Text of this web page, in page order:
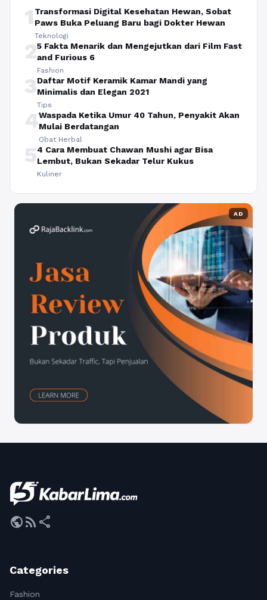
1 Transformasi Digital Kesehatan Hewan, Sobat
Paws Buka Peluang Baru bagi Dokter Hewan
Teknologi
25 Fakta Menarik dan Mengejutkan dari Film Fast
and Furious 6
Fashion
3Daftar Motif Keramik Kamar Mandi yang
Minimalis dan Elegan 2021
Tips
4Waspada Ketika Umur 40 Tahun, Penyakit Akan
Mulai Berdatangan
Obat Herbal
54 Cara Membuat Chawan Mushi agar Bisa
Lembut, Bukan Sekadar Telur Kukus
Kuliner
AD
publicrss_feed share
Categories
Fashion